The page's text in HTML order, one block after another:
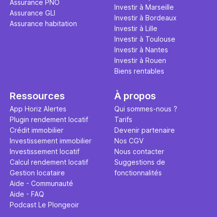
Assurance PNO
Assurance GLI
Assurance habitation
Investir à Marseille
Investir à Bordeaux
Investir à Lille
Investir à Toulouse
Investir à Nantes
Investir à Rouen
Biens rentables
Ressources
App Horiz Alertes
Plugin rendement locatif
Crédit immobilier
Investissement immobilier
Investissement locatif
Calcul rendement locatif
Gestion locataire
Aide - Communauté
Aide - FAQ
Podcast Le Plongeoir
À propos
Qui sommes-nous ?
Tarifs
Devenir partenaire
Nos CGV
Nous contacter
Suggestions de
fonctionnalités